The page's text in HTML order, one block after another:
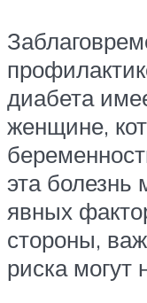
диабета
женщине,
эта болезнь
явных
стороны,
риска могут